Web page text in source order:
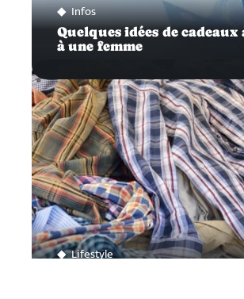
Infos
Quelques idées de
à une femme
Lifestyle